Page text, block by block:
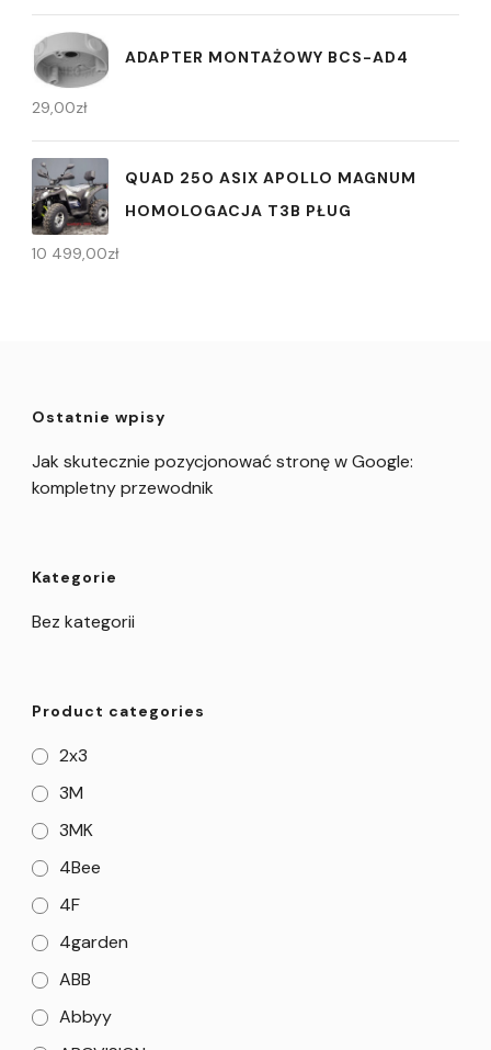
ADAPTER MONTAŻOWY BCS-AD4
29,00zł
QUAD 250 ASIX APOLLO MAGNUM
HOMOLOGACJA T3B PŁUG
10 499,00zł
Ostatnie wpisy
Jak skutecznie pozycjonować stronę w Google:
kompletny przewodnik
Kategorie
Bez kategorii
Product categories
2x3
3M
3MK
4Bee
4F
4garden
ABB
Abbyy